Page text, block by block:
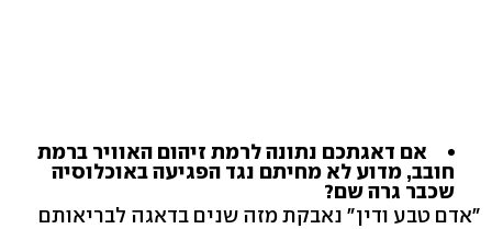
אם דאגתכם נתונה לרמת זיהום האוויר ברמת
חובב, מדוע לא מחיתם נגד הפגיעה באוכלוסיה
שכבר גרה שם?
"אדם טבע ודין" נאבקת מזה שנים בדאגה לבריאותם